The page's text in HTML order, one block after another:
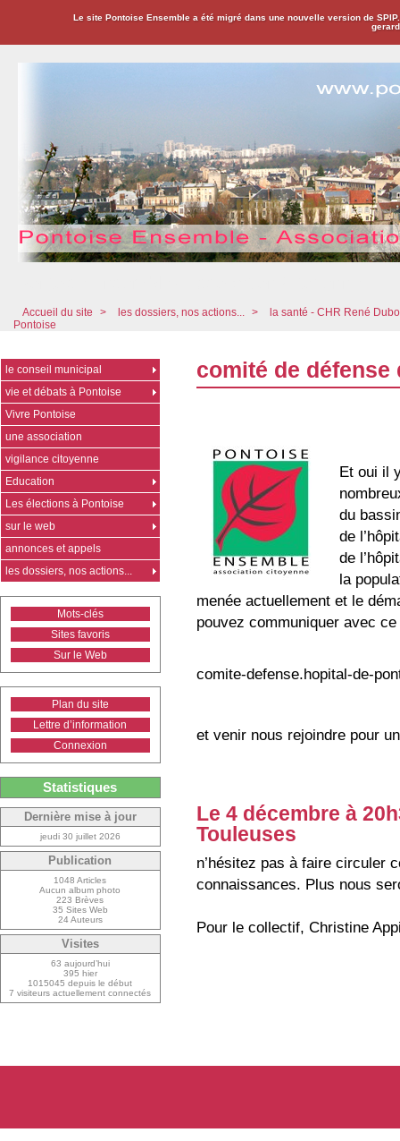
Le site Pontoise Ensemble a été migré dans une nouvelle version de
Accueil du site > les dossiers, nos actions... >
la santé - CHR René
Pontoise
comité de défense
Et oui il
du
de
de
la
menée actuellement et le
pouvez communiquer avec
comite-defense.hopital-de-
et venir nous rejoindre pour
Le 4 décembre à
Touleuses
n’hésitez pas à faire circuler
connaissances. Plus nous
Pour le collectif, Christine
le conseil municipal
vie et débats à Pontoise
Vivre Pontoise
une association
vigilance citoyenne
Education
Les élections à Pontoise
sur le web
annonces et appels
les dossiers, nos actions...
Mots-clés
Sites favoris
Sur le Web
Plan du site
Lettre d’information
Connexion
Statistiques
Dernière mise à jour
jeudi 30 juillet 2026
Publication
1048 Articles
Aucun album photo
223 Brèves
35 Sites Web
24 Auteurs
Visites
63 aujourd’hui
395 hier
1015045 depuis le début
7 visiteurs actuellement connectés